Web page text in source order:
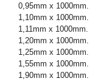
0,95mm x 1000mm.
1,10mm x 1000mm.
1,11mm x 1000mm.
1,20mm x 1000mm.
1,25mm x 1000mm.
1,55mm x 1000mm.
1,90mm x 1000mm.